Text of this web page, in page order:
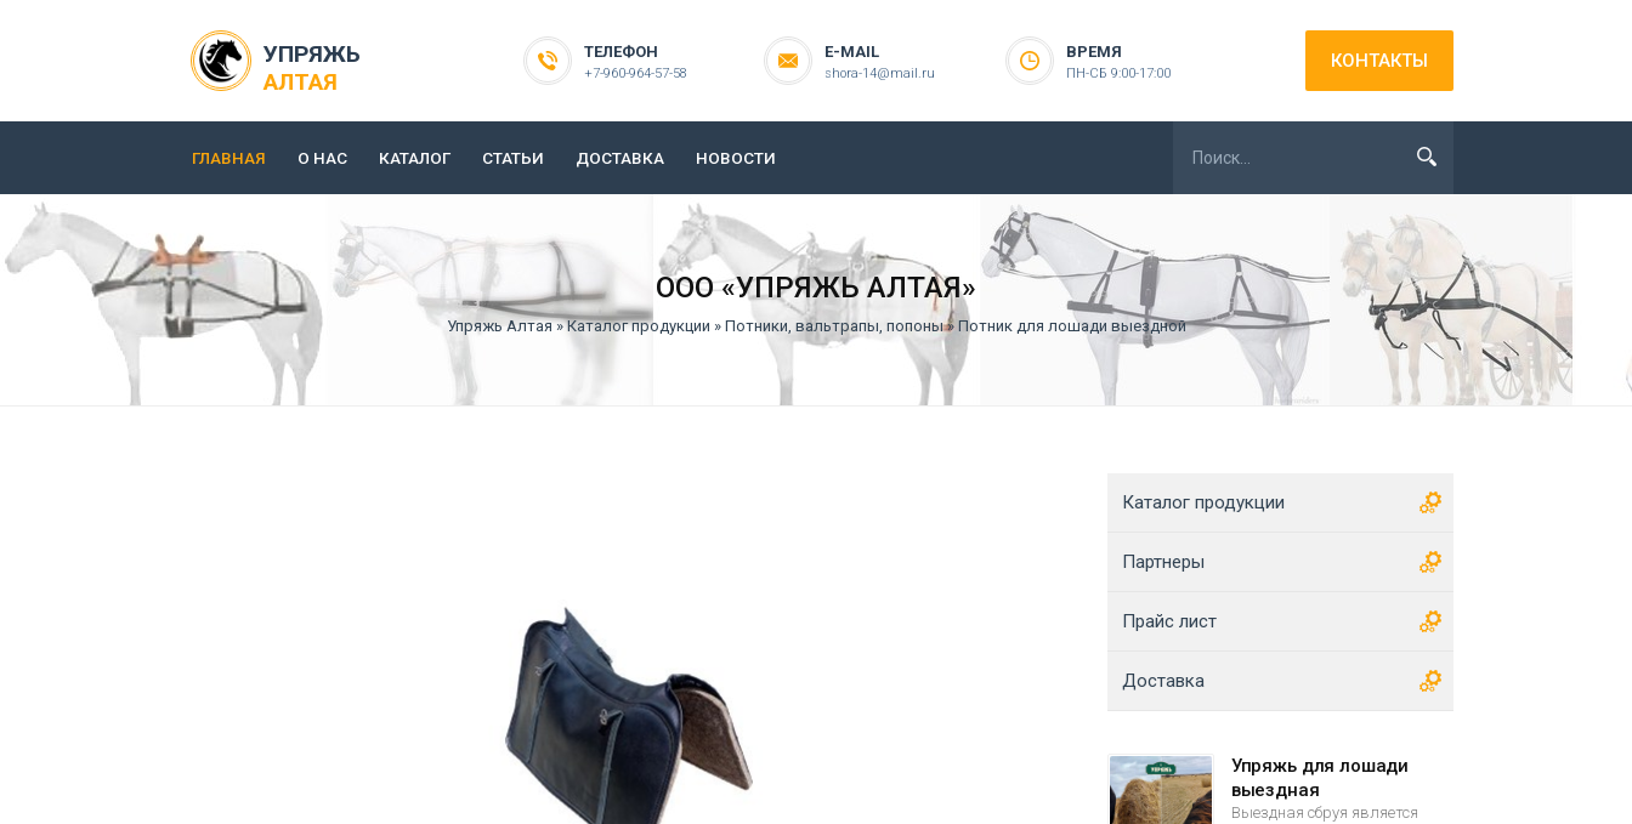
УПРЯЖЬ
АЛТАЯ
ТЕЛЕФОН
+7-960-964-57-58
E-MAIL
shora-14@mail.ru
ВРЕМЯ
ПН-СБ 9:00-17:00
КОНТАКТЫ
ГЛАВНАЯ О НАС КАТАЛОГ СТАТЬИ ДОСТАВКА НОВОСТИ
ООО «УПРЯЖЬ АЛТАЯ»
Упряжь Алтая»Каталог продукции » Потники, вальтрапы, попоны» Потник для лошади выездной
Каталог продукции
Партнеры
Прайс лист
Доставка
Упряжь для лошади
выездная
Выездная сбруя является